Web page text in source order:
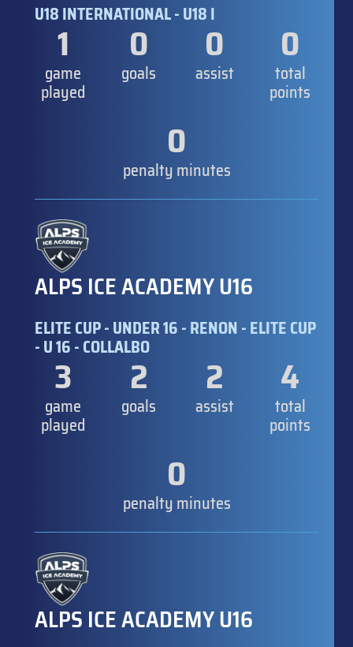
U18 INTERNATIONAL - U18 I
1
game
played
0
goals
0
assist
0
total
points
0
penalty minutes
ALPS ICE ACADEMY U16
ELITE CUP - UNDER 16 - RENON - ELITE CUP
- U 16 - COLLALBO
3
game
played
2
goals
2
assist
4
total
points
0
penalty minutes
ALPS ICE ACADEMY U16